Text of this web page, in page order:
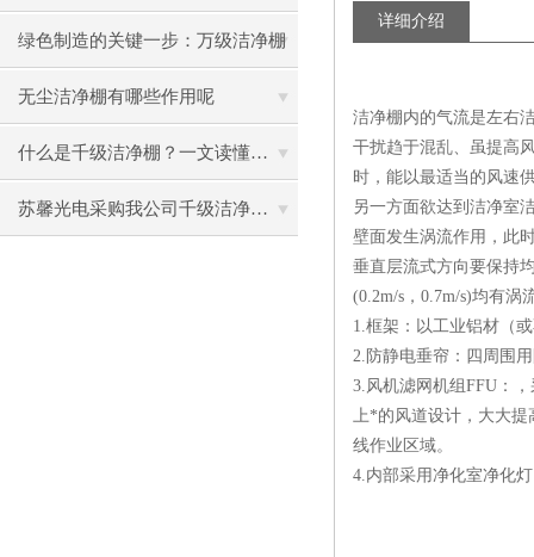
室到底有什么区别？
绿色制造的关键一步：万级洁净棚
助力环保型半导体产业发展
无尘洁净棚有哪些作用呢
什么是千级洁净棚？一文读懂其结构特点与局部净化优势
苏馨光电采购我公司千级洁净棚普通工作台一批（7月07日）已顺利交货
详细介绍
洁净棚内的气流是左右
干扰趋于混乱、虽提高
时，能以最适当的风速
另一方面欲达到洁净室
壁面发生涡流作用，此
垂直层流式方向要保持
(0.2m/s，0.7m/s)均有涡
1.框架：以工业铝材（
2.防静电垂帘：四周围
3.风机滤网机组FFU：
上*的风道设计，大大提
线作业区域。
4.内部采用净化室净化